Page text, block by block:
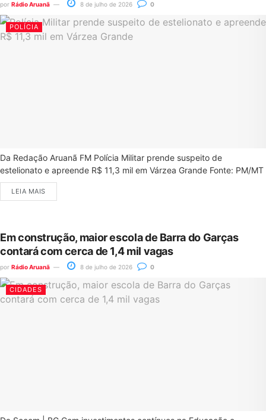
por Rádio Aruanã 8 de julho de 2026 0
POLÍCIA
Da Redação Aruanã FM Polícia Militar prende suspeito de
estelionato e apreende R$ 11,3 mil em Várzea Grande Fonte: PM/MT
LEIA MAIS
Em construção, maior escola de Barra do Garças
contará com cerca de 1,4 mil vagas
por Rádio Aruanã 8 de julho de 2026 0
CIDADES